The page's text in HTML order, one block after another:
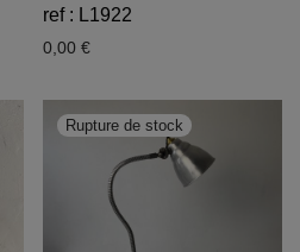
ref : L1922
0,00 €